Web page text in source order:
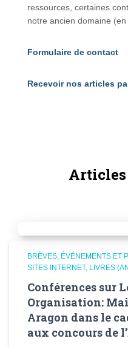
ressources, certaines
notre ancien domaine (en
Formulaire de contact
Recevoir nos articles
BRÈVES ÉVÉNEMENTS ET
SITES INTERNET LIVRES
Conférences sur
Organisation:
Aragon dans le
aux concours de